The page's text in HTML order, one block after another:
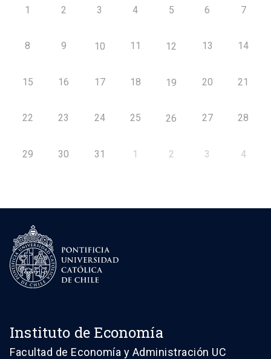
1 2 3 4 5 6 7
8 9 10 11 12 13 14
15 16 17 18 19 20 21
22 23 24 25 26 27 28
29 30 31 1 2 3 4
Instituto de Economía
Facultad de Economía y Administración UC